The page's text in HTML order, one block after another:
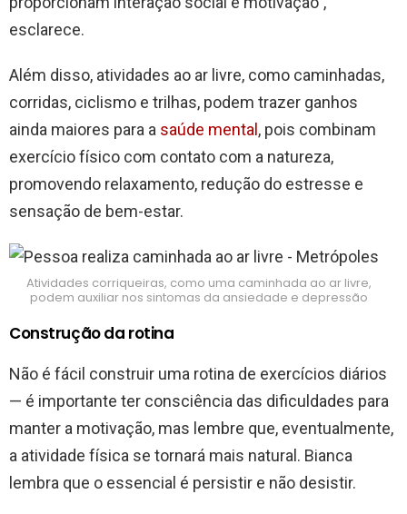
esclarece.
Além disso, atividades ao ar livre, como caminhadas,
corridas, ciclismo e trilhas, podem trazer ganhos
ainda maiores para a saúde mental, pois combinam
exercício físico com contato com a natureza,
promovendo relaxamento, redução do estresse e
sensação de bem-estar.
Atividades corriqueiras, como uma caminhada ao ar livre,
podem auxiliar nos sintomas da ansiedade e depressão
Construção da rotina
Não é fácil construir uma rotina de exercícios diários
— é importante ter consciência das dificuldades para
manter a motivação, mas lembre que, eventualmente,
a atividade física se tornará mais natural. Bianca
lembra que o essencial é persistir e não desistir.